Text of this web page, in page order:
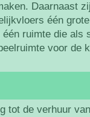
Daarnaast
één
ruimte die als
voor de
tot de verhuur